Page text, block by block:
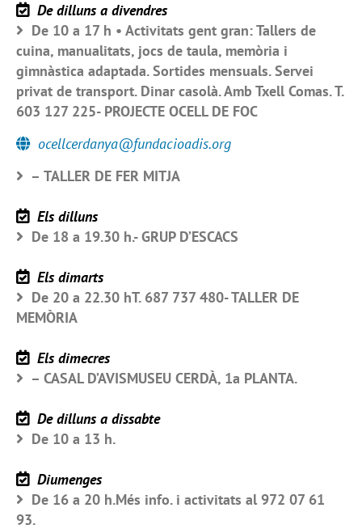
De dilluns a divendres
De 10 a 17 h • Activitats gent gran: Tallers de
cuina, manualitats, jocs de taula, memòria i
gimnàstica adaptada. Sortides mensuals. Servei
privat de transport. Dinar casolà. Amb Txell Comas. T.
603 127 225- PROJECTE OCELL DE FOC
ocellcerdanya@fundacioadis.org
– TALLER DE FER MITJA
Els dilluns
De 18 a 19.30 h.- GRUP D’ESCACS
Els dimarts
De 20 a 22.30 hT. 687 737 480- TALLER DE
MEMÒRIA
Els dimecres
– CASAL D’AVISMUSEU CERDÀ, 1a PLANTA.
De dilluns a dissabte
De 10 a 13 h.
Diumenges
De 16 a 20 h.Més info. i activitats al 972 07 61
93.